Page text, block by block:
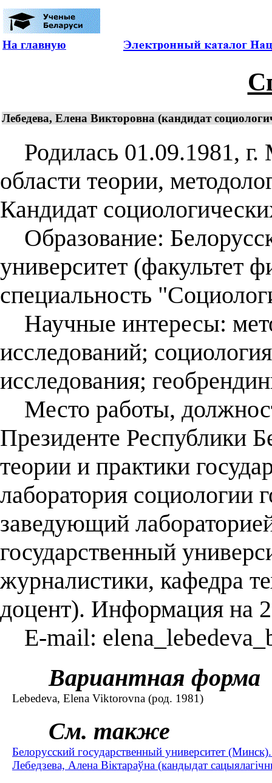
На главную
Лебедева, Елена Викторовна (кандидат
Родилась 01.09.1981, г.
области теории,
Кандидат
Образование:
университет (факультет
специальность
Научные интересы:
исследований;
исследования;
Место работы,
Президенте Республики
теории и практики
лаборатория социологии
заведующий
государственный
журналистики, кафедра
доцент). Информация на
E-mail:
Вариантная форма
Lebedeva, Elena Viktorovna (род. 1981)
См. также
Белорусский государственный университет
Лебедзева, Алена Віктараўна (кандыдат